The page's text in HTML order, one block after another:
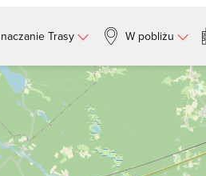
Trasy W pobliżu